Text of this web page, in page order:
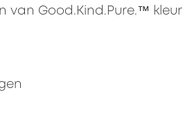
van Good.Kind.Pure.™ kleur